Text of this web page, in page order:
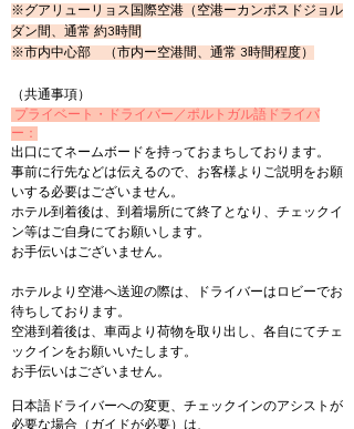
※グアリューリョス国際空港（空港ーカンポスドジョル
ダン間、通常 約3時間
※市内中心部 （市内ー空港間、通常 3時間程度）
​（共通事項）
プライベート・ドライバー／ポルトガル語ドライバ
ー：
出口にてネームボードを持っておまちしております。
事前に行先などは伝えるので、お客様よりご説明をお願
いする必要はございません。
ホテル到着後は、到着場所にて終了となり、チェックイ
ン等はご自身にてお願いします。
お手伝いはございません。
ホテルより空港へ送迎の際は、ドライバーはロビーでお
待ちしております。
空港到着後は、車両より荷物を取り出し、各自にてチェ
ックインをお願いいたします。
お手伝いはございません。
日本語ドライバーへの変更、チェックインのアシストが
必要な場合（ガイドが必要）は、